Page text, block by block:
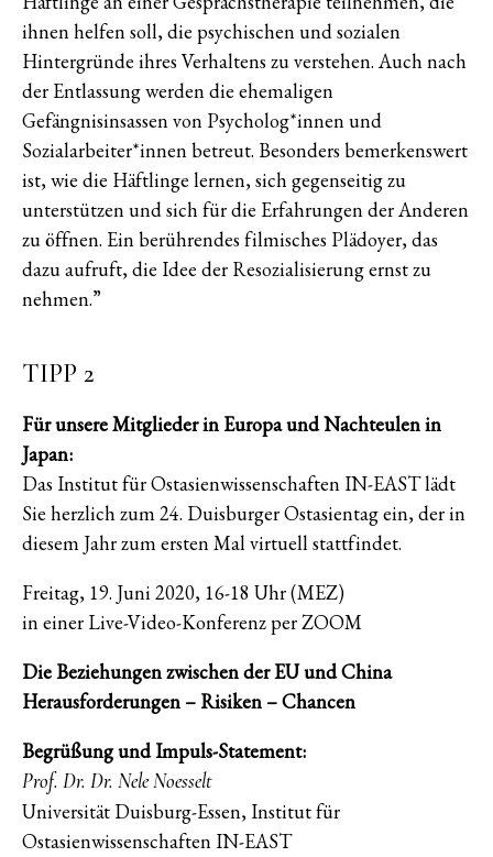
ihnen helfen soll, die psychischen und sozialen
Hintergründe ihres Verhaltens zu verstehen. Auch nach
der Entlassung werden die ehemaligen
Gefängnisinsassen von Psycholog*innen und
Sozialarbeiter*innen betreut. Besonders bemerkenswert
ist, wie die Häftlinge lernen, sich gegenseitig zu
unterstützen und sich für die Erfahrungen der Anderen
zu öffnen. Ein berührendes filmisches Plädoyer, das
dazu aufruft, die Idee der Resozialisierung ernst zu
nehmen.”
TIPP 2
Für unsere Mitglieder in Europa und Nachteulen in
Japan:
Das Institut für Ostasienwissenschaften IN-EAST lädt
Sie herzlich zum 24. Duisburger Ostasientag ein, der in
diesem Jahr zum ersten Mal virtuell stattfindet.
Freitag, 19. Juni 2020, 16-18 Uhr (MEZ)
in einer Live-Video-Konferenz per ZOOM
Die Beziehungen zwischen der EU und China
Herausforderungen – Risiken – Chancen
Begrüßung und Impuls-Statement:
Prof. Dr. Dr. Nele Noesselt
Universität Duisburg-Essen, Institut für
Ostasienwissenschaften IN-EAST